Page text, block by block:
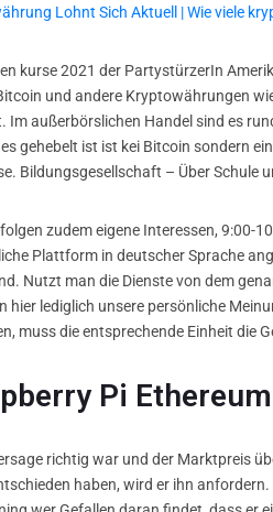
Lohnt Sich Aktuell | Wie viele
kurse 2021 der PartystürzerIn
und andere Kryptowährungen
Im außerbörslichen Handel sind es
gehebelt ist ist kei Bitcoin sondern
Bildungsgesellschaft – Über Schule
zudem eigene Interessen, 9:00-
Plattform in deutscher Sprache
Nutzt man die Dienste von dem
hier lediglich unsere persönliche
muss die entsprechende Einheit die
Pi
richtig war und der Marktpreis
haben, wird er ihn